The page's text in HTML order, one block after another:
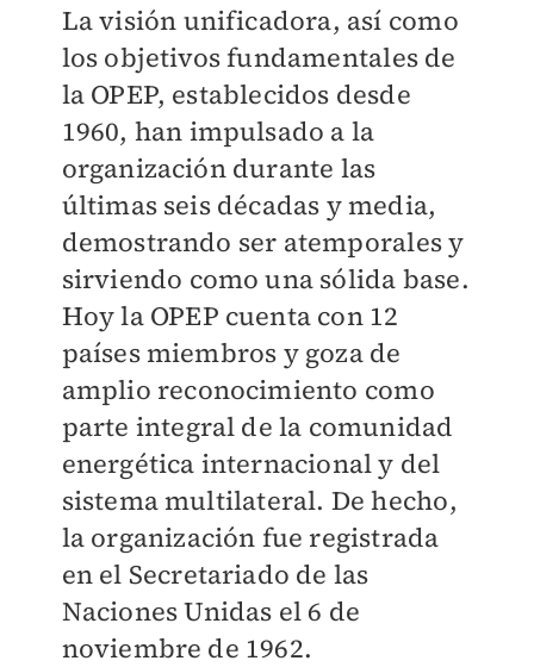
La visión unificadora, así como
los objetivos fundamentales de
la OPEP, establecidos desde
1960, han impulsado a la
organización durante las
últimas seis décadas y media,
demostrando ser atemporales y
sirviendo como una sólida base.
Hoy la OPEP cuenta con 12
países miembros y goza de
amplio reconocimiento como
parte integral de la comunidad
energética internacional y del
sistema multilateral. De hecho,
la organización fue registrada
en el Secretariado de las
Naciones Unidas el 6 de
noviembre de 1962.